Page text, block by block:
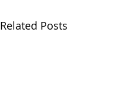
Related Posts